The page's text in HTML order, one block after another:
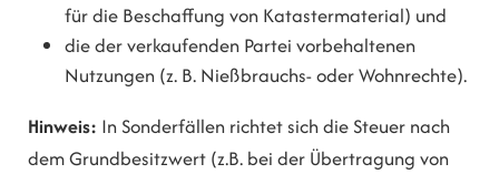
für die Beschaffung von Katastermaterial) und
die der verkaufenden Partei vorbehaltenen
Nutzungen (z. B. Nießbrauchs- oder Wohnrechte).
Hinweis: In Sonderfällen richtet sich die Steuer nach
dem Grundbesitzwert (z.B. bei der Übertragung von